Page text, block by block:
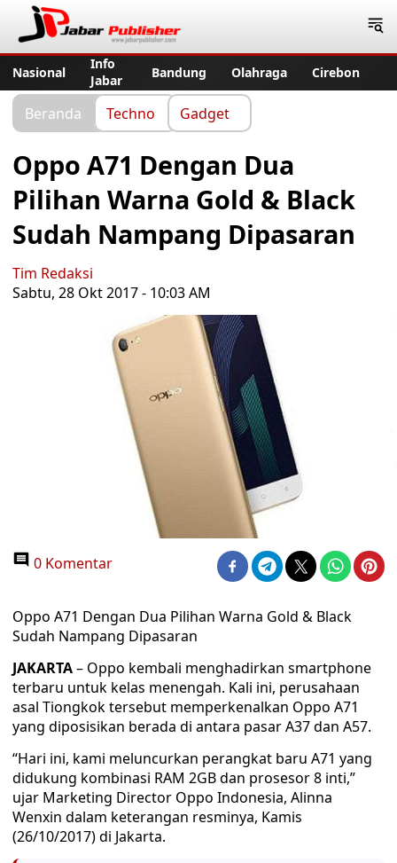
Nasional
Info
Jabar
Bandung Olahraga Cirebon
Beranda Techno Gadget
Oppo A71 Dengan Dua
Pilihan Warna Gold & Black
Sudah Nampang Dipasaran
Tim Redaksi
Sabtu, 28 Okt 2017 - 10:03 AM
0 Komentar
Oppo A71 Dengan Dua Pilihan Warna Gold & Black
Sudah Nampang Dipasaran
JAKARTA– Oppo kembali menghadirkan smartphone
terbaru untuk kelas menengah. Kali ini, perusahaan
asal Tiongkok tersebut memperkenalkan Oppo A71
yang diposisikan berada di antara pasar A37 dan A57.
“Hari ini, kami meluncurkan perangkat baru A71 yang
didukung kombinasi RAM 2GB dan prosesor 8 inti,”
ujar Marketing Director Oppo Indonesia, Alinna
Wenxin dalam keterangan resminya, Kamis
(26/10/2017) di Jakarta.